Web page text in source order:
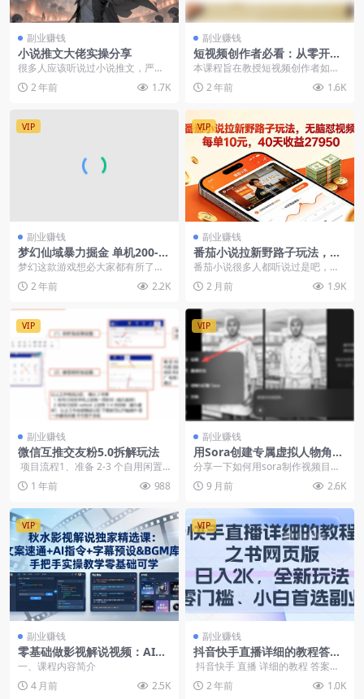
副业赚钱
小说推文大佬实操分享
很多人应该听说过小说推文，严格
意义上来说，它并不是一个新项
目，推出的时间比抖音还...
2 年前 1.7K
副业赚钱
短视频创作者必看：从零开始
打造爆款视频教程，日收益30
0+橱窗盈利秘诀
本课程旨在教授短视频创作者如何
通过有效的文案、作品制作思路、
引流技巧和橱窗搭建来...
2 年前 1.6K
VIP
副业赚钱
梦幻仙域暴力掘金 单机200-3
00没有硬性要求
梦幻这款游戏想必大家都有所了解
这款游戏游戏的长久性和稳定性都
是非常强悍的不用担心...
2 年前 2.2K
VIP
副业赚钱
番茄小说拉新野路子玩法，无
脑怼视频，每单10元，40天收
益27950
番茄小说很多人都听说过是吧，是
不是感觉已经很多的项目了，肯定
不能做了。还真不是，...
2 月前 1.9K
VIP
副业赚钱
微信互推交友粉5.0拆解玩法
项目流程1、准备 2-3 个自用闲置
实名微信账号，必须没有违规并且
注...1 年前 988
VIP
副业赚钱
用Sora创建专属虚拟人物角色
教程（飞书文档教程）
分享一下如何用sora制作视频目前
在使用这个AI工具做视频的，可以
去看看 &nb...
9 月前 2.6K
VIP
副业赚钱
零基础做影视解说视频：AI文
案指令+智能字幕+背景音乐库
一、课程内容简介
4 月前
2.5K
VIP
副业赚钱
抖音快手直播详细的教程答案
之书网页版，目入2K，全新玩
槛、小白首选副业
抖音快手 直播 详细的教程 答案之
书网页版，目入2K，全新玩法，搭
配...2 年前 1.0K